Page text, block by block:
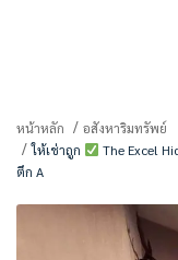
(เลือกมุมมอง)
หน้าหลัก
อสังหาริมทรัพย์
ให้เช่าถูก
The Excel
ตึก A